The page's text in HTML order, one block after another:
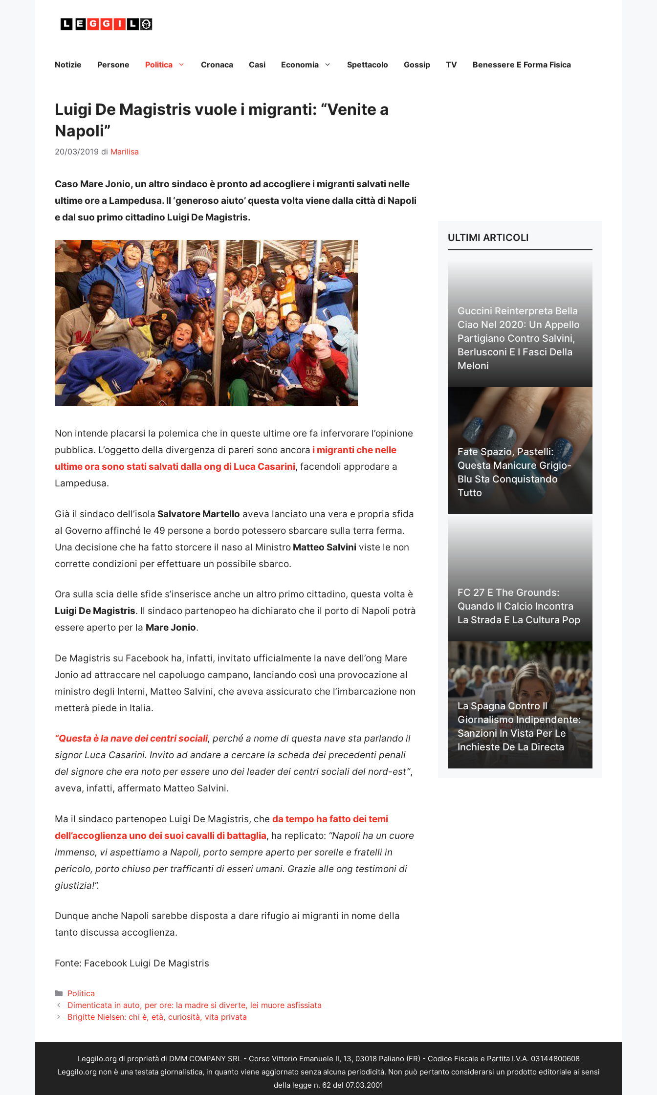
Notizie Persone Politica Cronaca Casi Economia Spettacolo Gossip TV Benessere E Forma Fisica
Luigi De Magistris vuole i migranti: “Venite a
Napoli”
20/03/2019 di Marilisa
Caso Mare Jonio, un altro sindaco è pronto ad accogliere i migranti salvati nelle
ultime ore a Lampedusa. Il ‘generoso aiuto’ questa volta viene dalla città di Napoli
e dal suo primo cittadino Luigi De Magistris.
Non intende placarsi la polemica che in queste ultime ore fa infervorare l’opinione
pubblica. L’oggetto della divergenza di pareri sono ancora i migranti che nelle
ultime ora sono stati salvati dalla ong di Luca Casarini, facendoli approdare a
Lampedusa.
Già il sindaco dell’isola Salvatore Martello aveva lanciato una vera e propria sfida
al Governo affinché le 49 persone a bordo potessero sbarcare sulla terra ferma.
Una decisione che ha fatto storcere il naso al Ministro Matteo Salvini viste le non
corrette condizioni per effettuare un possibile sbarco.
Ora sulla scia delle sfide s’inserisce anche un altro primo cittadino, questa volta è
Luigi De Magistris. Il sindaco partenopeo ha dichiarato che il porto di Napoli potrà
essere aperto per la Mare Jonio.
De Magistris su Facebook ha, infatti, invitato ufficialmente la nave dell’ong Mare
Jonio ad attraccare nel capoluogo campano, lanciando così una provocazione al
ministro degli Interni, Matteo Salvini, che aveva assicurato che l’imbarcazione non
metterà piede in Italia.
“Questa è la nave dei centri sociali, perché a nome di questa nave sta parlando il
signor Luca Casarini. Invito ad andare a cercare la scheda dei precedenti penali
del signore che era noto per essere uno dei leader dei centri sociali del nord-est”,
aveva, infatti, affermato Matteo Salvini.
Ma il sindaco partenopeo Luigi De Magistris, che da tempo ha fatto dei temi
dell’accoglienza uno dei suoi cavalli di battaglia, ha replicato: “Napoli ha un cuore
immenso, vi aspettiamo a Napoli, porto sempre aperto per sorelle e fratelli in
pericolo, porto chiuso per trafficanti di esseri umani. Grazie alle ong testimoni di
giustizia!”.
Dunque anche Napoli sarebbe disposta a dare rifugio ai migranti in nome della
tanto discussa accoglienza.
Fonte: Facebook Luigi De Magistris
Categorie
Politica
Dimenticata in auto, per ore: la madre si diverte, lei muore asfissiata
Brigitte Nielsen: chi è, età, curiosità, vita privata
ULTIMI ARTICOLI
Guccini Reinterpreta Bella
Ciao Nel 2020: Un Appello
Partigiano Contro Salvini,
Berlusconi E I Fasci Della
Meloni
Fate Spazio, Pastelli:
Questa Manicure Grigio-
Blu Sta Conquistando
Tutto
FC 27 E The Grounds:
Quando Il Calcio Incontra
La Strada E La Cultura Pop
La Spagna Contro Il
Giornalismo Indipendente:
Sanzioni In Vista Per Le
Inchieste De La Directa
Leggilo.org di proprietà di DMM COMPANY SRL - Corso Vittorio Emanuele II, 13, 03018 Paliano (FR) - Codice Fiscale e Partita I.V.A. 03144800608
Leggilo.org non è una testata giornalistica, in quanto viene aggiornato senza alcuna periodicità. Non può pertanto considerarsi un prodotto editoriale ai sensi
della legge n. 62 del 07.03.2001